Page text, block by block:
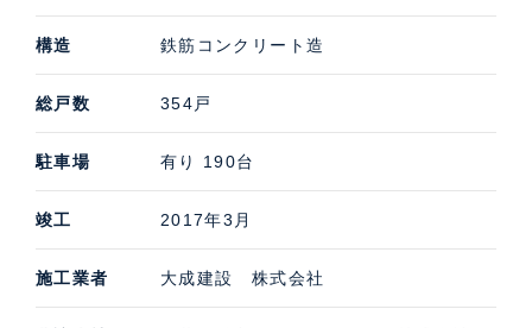
構造 鉄筋コンクリート造
総戸数 354戸
駐車場 有り 190台
竣工 2017年3月
施工業者 大成建設 株式会社